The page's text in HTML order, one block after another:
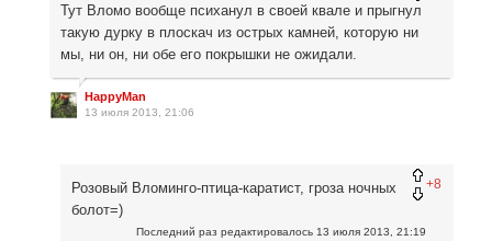
Тут Вломо вообще психанул в своей квале и прыгнул
такую дурку в плоскач из острых камней, которую ни
мы, ни он, ни обе его покрышки не ожидали.
HappyMan
13 июля 2013, 21:06
+8
Розовый Вломинго-птица-каратист, гроза ночных
болот=)
Последний раз редактировалось 13 июля 2013, 21:19